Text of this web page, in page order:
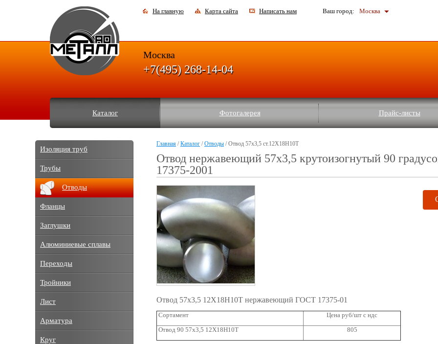
На главную Карта сайта Написать нам Ваш город: Москва
Каталог Фотогалерея Прайс-листы
Москва
+7(495) 268-14-04
Главная /Каталог /Отводы / Отвод 57х3,5 ст.12Х18Н10Т
Отвод нержавеющий 57х3,5 крутоизогнутый 90
17375-2001
Отвод 57х3,5 12Х18Н10Т нержавеющий ГОСТ 17375-01
Сортамент
Цена руб/шт с ндс
Отвод 90 57х3,5 12Х18Н10Т
805
Изоляция труб
Трубы
Отводы
Фланцы
Заглушки
Алюминиевые сплавы
Переходы
Тройники
Лист
Арматура
Круг